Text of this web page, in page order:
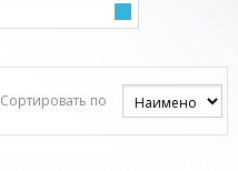
Сортировать по